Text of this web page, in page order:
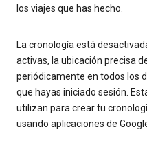
los viajes que has hecho.
La cronología está
activas, la ubicación precisa
periódicamente en todos los
que hayas iniciado sesión.
utilizan para crear tu
usando aplicaciones de